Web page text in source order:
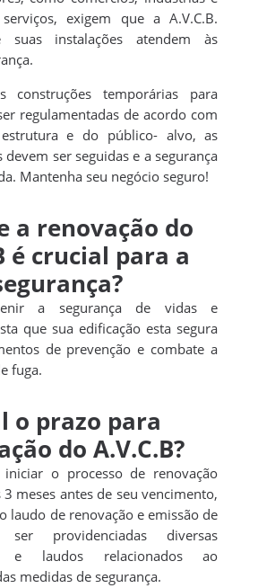
exigem que a A.V.C.B.
suas instalações atendem às
construções temporárias para
regulamentadas de acordo com
e do público- alvo, as
devem ser seguidas e a segurança
Mantenha seu negócio seguro!
a renovação do
é crucial para a
a segurança de vidas e
que sua edificação esta segura
de prevenção e combate a
fuga.
o prazo para
do A.V.C.B?
iniciar o processo de renovação
meses antes de seu vencimento,
laudo de renovação e emissão de
ser providenciadas diversas
e laudos relacionados ao
medidas de segurança.